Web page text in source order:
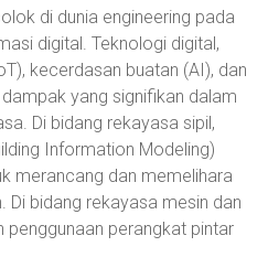
di dunia engineering pada
digital. Teknologi digital,
kecerdasan buatan (AI), dan
yang signifikan dalam
Di bidang rekayasa sipil,
Information Modeling)
merancang dan memelihara
Di bidang rekayasa mesin dan
penggunaan perangkat pintar